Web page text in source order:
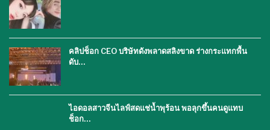
คลิปช็อก CEO บริษัทดังพลาดสลิงขาด ร่างกระแทกพื้น
ดับ…
ไอดอลสาวจีนไลฟ์สดแช่น้ำพุร้อน พอลุกขึ้นคนดูแทบ
ช็อก…